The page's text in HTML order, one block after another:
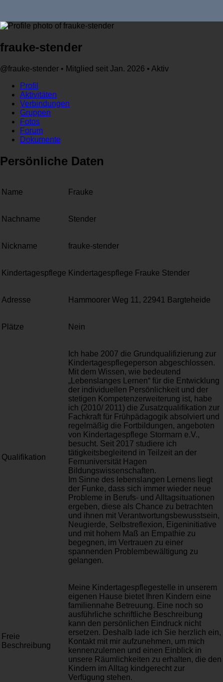
frauke-stender
@frauke-stender • Mitglied seit Jan. 2026 • Aktiv
Profil
Aktivitäten
Verbindungen
Gruppen
Fotos
Forum
Dokumente
Persönliche Daten
Name Frauke
Nachname Stender
Nickname frauke-stender
Kindertagespflege Kindertagespflege Frauke Stender
Adresse Hammoorer Weg 11, 22941 Bargteheide
Plätze Nein
Qualifikation
Ich habe 2007 die Grundqualifizierung zur
Kindertagespflegeperson abgeschlossen.
Mit dem Wissen, wie bedeutend
„Lebenslanges Lernen“ für die Entwicklung
der individuellen Persönlichkeit und der
stetigen Kompetenzerweiterung ist, habe
ich (2010/ 2011) die Zusatzqualifikation zur
Fachkraft für Frühpädagogik absolviert und
regelmäßig die Fortbildungen, angeboten
von Kindertagespflege Stormarn e.V.,
besucht. Seit 2017 studiere ich
tätigkeitsbegleitend in Teilzeit an der
Fernuniversität Hagen
Bildungswissenschaften.
Im Sinne des lebenslangen Lernens liegt
der Funke, dass sich immer wieder neue
Probleme in Berufs- und Alltagsituationen
ergeben, diese als Chance zu betrachten
und ihnen mit Verantwortungsbewusstsein,
Neugierde, Selbstreflexion, Eigeninitiative
und mit hohem Maß an Empathie zu
begegnen, im Vertrauen zu einer
spannenden Problembewältigung zu
gelangen.
Freie
Beschreibung
Meine Kindertagespflegestelle in unserem
eigenen Hause bietet Ihren Kindern eine
familiennahe Betreuung. Eine noch so
ausführliche schriftliche Beschreibung
kann den persönlichen Eindruck nicht
ersetzen. Deshalb lade ich Sie herzlich ein,
Kontakt mit mir aufzunehmen, um mich
kennenzulernen und einen Einblick in
unsere Räumlichkeiten zu erhalten, die den
Kindern im Alltag kindgerecht zur
Verfügung stehen.